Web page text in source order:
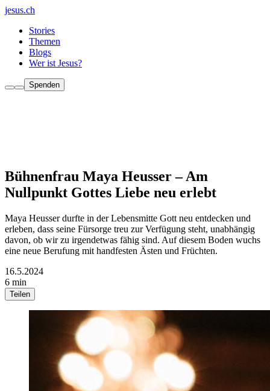
jesus.ch
Stories
Themen
Blogs
Wer ist Jesus?
Spenden
Bühnenfrau Maya Heusser – Am
Nullpunkt Gottes Liebe neu erlebt
Maya Heusser durfte in der Lebensmitte Gott neu entdecken und
erleben, dass seine Fürsorge treu zur Verfügung steht, unabhängig
davon, ob wir zu irgendetwas fähig sind. Auf diesem Boden wuchs
eine neue Berufung mit handfesten Ästen und Früchten.
16.5.2024
6 min
Teilen